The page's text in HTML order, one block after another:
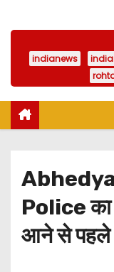
indianews india
Police का
आने से पहले